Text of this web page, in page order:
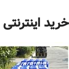
خرید